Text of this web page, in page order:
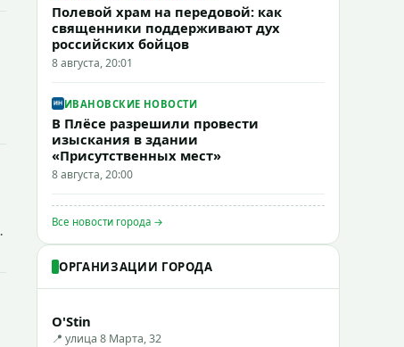
Полевой храм на передовой: как
священники поддерживают дух
российских бойцов
8 августа, 20:01
ИВАНОВСКИЕ НОВОСТИ
В Плёсе разрешили провести
изыскания в здании
«Присутственных мест»
8 августа, 20:00
Все новости города →
ОРГАНИЗАЦИИ ГОРОДА
O'Stin
📍 улица 8 Марта, 32